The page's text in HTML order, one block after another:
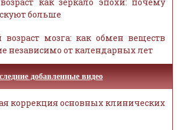
больше
возраст мозга: как обмен веществ
независимо от календарных лет
добавленные видео
коррекция основных клинических